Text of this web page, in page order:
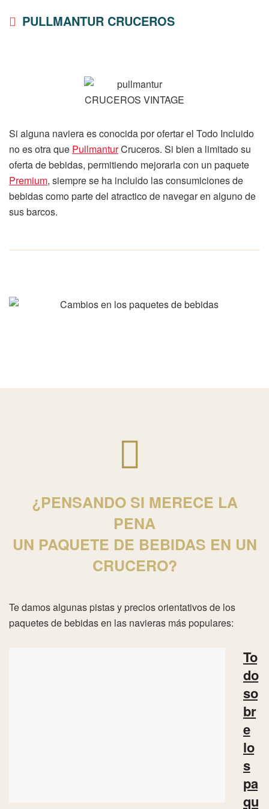
PULLMANTUR CRUCEROS
Si alguna naviera es conocida por ofertar el Todo Incluido
no es otra que PullmanturCruceros. Si bien a limitado su
oferta de bebidas, permitiendo mejorarla con un paquete
Premium, siempre se ha incluido las consumiciones de
bebidas como parte del atractico de navegar en alguno de
sus barcos.
¿PENSANDO SI MERECE LA
PENA
UN PAQUETE DE BEBIDAS EN UN
CRUCERO?
Te damos algunas pistas y precios orientativos de los
paquetes de bebidas en las navieras más populares:
To
do
so
br
e
lo
s
pa
qu